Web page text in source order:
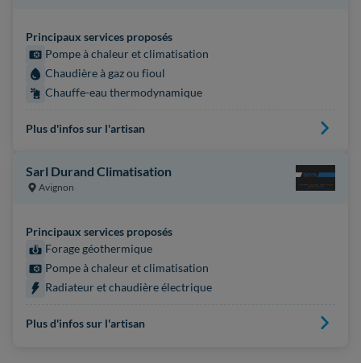
Principaux services proposés
Pompe à chaleur et climatisation
Chaudière à gaz ou fioul
Chauffe-eau thermodynamique
Plus d'infos sur l'artisan
Sarl Durand Climatisation
Avignon
Principaux services proposés
Forage géothermique
Pompe à chaleur et climatisation
Radiateur et chaudière électrique
Plus d'infos sur l'artisan